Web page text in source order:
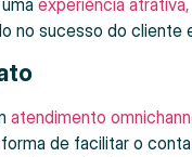
no sucesso do cliente
atendimento
de facilitar o